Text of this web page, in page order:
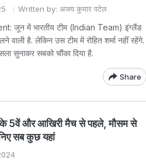
Written by: अजय कुमार पटेल
जून में भारतीय टीम (Indian Team) इंग्लैंड
वाली है. लेकिन उस टीम में रोहित शर्मा नहीं रहेंगे.
सुनाकर सबको चौंका दिया है.
Share
के 5वें और आखिरी मैच से पहले, मौसम से
सब कुछ यहां